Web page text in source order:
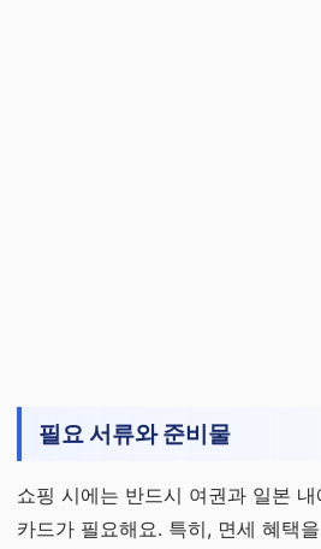
필요 서류와 준비물
쇼핑 시에는 반드시 여권과 일본
카드가 필요해요. 특히, 면세 혜택